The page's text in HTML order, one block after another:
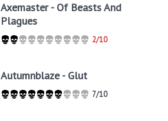
Axemaster - Of Beasts And
Plagues
2/10
Autumnblaze - Glut
7/10